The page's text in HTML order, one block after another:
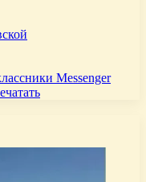
Messenger